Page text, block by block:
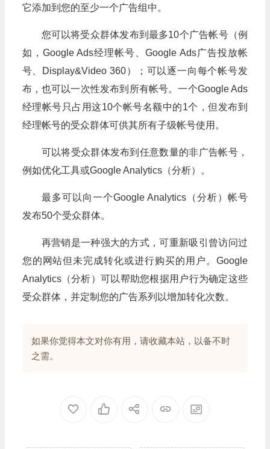
它添加到您的至少一个广告组中。
您可以将受众群体发布到最多10个广告帐号（例
如，Google Ads经理帐号、Google Ads广告投放帐
号、Display&Video 360）；可以逐一向每个帐号发
布，也可以一次性发布到所有帐号。一个Google Ads
经理帐号只占用这10个帐号名额中的1个，但发布到
经理帐号的受众群体可供其所有子级帐号使用。
可以将受众群体发布到任意数量的非广告帐号，
例如优化工具或Google Analytics（分析）。
最多可以向一个Google Analytics（分析）帐号
发布50个受众群体。
再营销是一种强大的方式，可重新吸引曾访问过
您的网站但未完成转化或进行购买的用户。Google
Analytics（分析）可以帮助您根据用户行为确定这些
受众群体，并定制您的广告系列以增加转化次数。
如果你觉得本文对你有用，请收藏本站，以备不时
之需。